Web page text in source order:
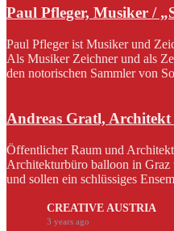
Paul Pfleger, Musiker /
Paul Pfleger ist Musiker und
Als Musiker Zeichner und als
den notorischen Sammler von
Andreas Gratl,
Öffentlicher Raum und
Architekturbüro balloon in Graz
und sollen ein schlüssiges
CREATIVE AUSTRIA
3 years ago